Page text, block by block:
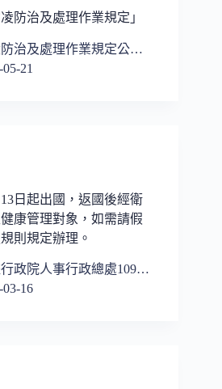
防治及處理作業規定」
治及處理作業規定公…
21
日起出國，返國後經衛
康管理對象，如需請假
則規定辦理。
政院人事行政總處109…
03-16